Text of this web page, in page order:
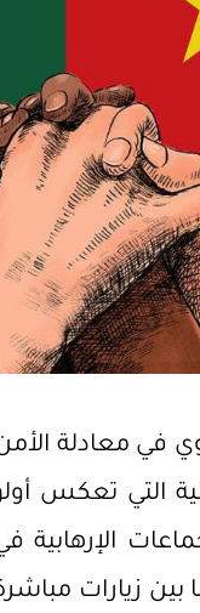
معادلة الأمن
التي تعكس
زيارات مباشرة